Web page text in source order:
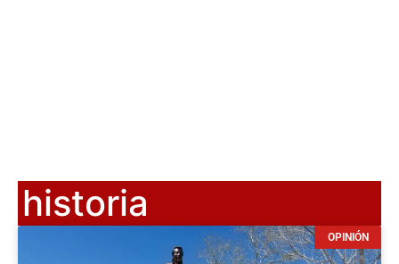
historia
OPINIÓN